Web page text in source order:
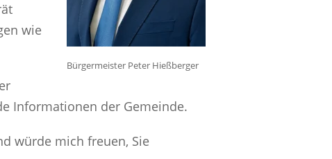
Bürgermeister Peter Hießberger
wie
Informationen der Gemeinde.
würde mich freuen, Sie